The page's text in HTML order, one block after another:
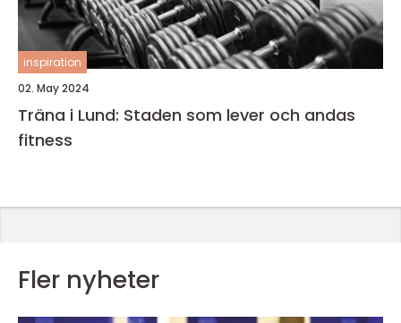
inspiration
02. May 2024
Träna i Lund: Staden som lever och andas
fitness
Fler nyheter